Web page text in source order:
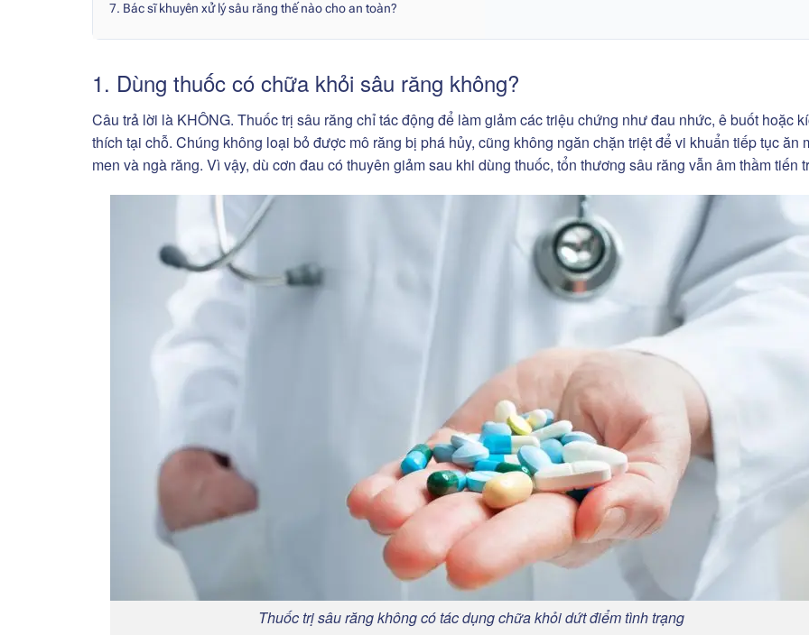
7. Bác sĩ khuyên xử lý sâu răng thế nào cho an toàn?
1. Dùng thuốc có chữa khỏi sâu răng không?
Câu trả lời là KHÔNG. Thuốc trị sâu răng chỉ tác động để làm giảm các triệu chứng như đau nhức, ê buốt hoặc
thích tại chỗ. Chúng không loại bỏ được mô răng bị phá hủy, cũng không ngăn chặn triệt để vi khuẩn tiếp tục ăn
men và ngà răng. Vì vậy, dù cơn đau có thuyên giảm sau khi dùng thuốc, tổn thương sâu răng vẫn âm thầm tiến
Thuốc trị sâu răng không có tác dụng chữa khỏi dứt điểm tình trạng